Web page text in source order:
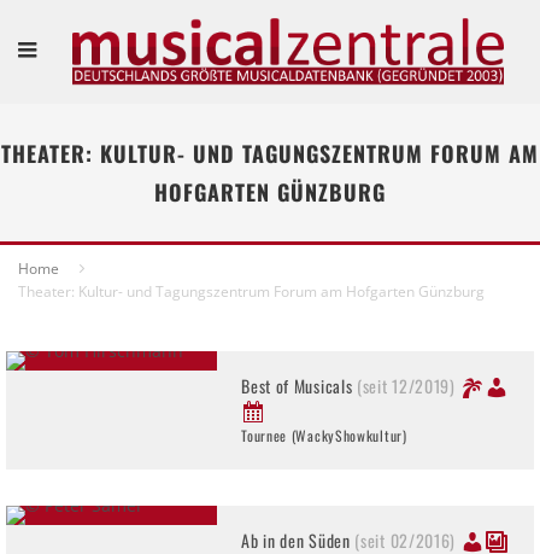
THEATER: KULTUR- UND TAGUNGSZENTRUM FORUM AM
HOFGARTEN GÜNZBURG
Home
Theater: Kultur- und Tagungszentrum Forum am Hofgarten Günzburg
Best of Musicals (seit 12/2019)
Tournee (WackyShowkultur)
Ab in den Süden (seit 02/2016)